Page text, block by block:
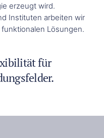
erzeugt wird.
Instituten arbeiten wir
Lösungen.
für